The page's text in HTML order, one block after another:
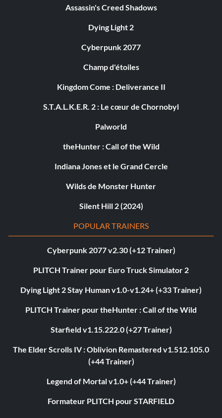
Assassin's Creed Shadows
Dying Light 2
Cyberpunk 2077
Champ d'étoiles
Kingdom Come : Deliverance II
S.T.A.L.K.E.R. 2 : Le cœur de Chornobyl
Palworld
theHunter : Call of the Wild
Indiana Jones et le Grand Cercle
Wilds de Monster Hunter
Silent Hill 2 (2024)
POPULAR TRAINERS
Cyberpunk 2077 v2.30 (+12 Trainer)
PLITCH Trainer pour Euro Truck Simulator 2
Dying Light 2 Stay Human v1.0-v1.24+ (+33 Trainer)
PLITCH Trainer pour theHunter : Call of the Wild
Starfield v1.15.222.0 (+27 Trainer)
The Elder Scrolls IV : Oblivion Remastered v1.512.105.0
(+44 Trainer)
Legend of Mortal v1.0+ (+44 Trainer)
Formateur PLITCH pour STARFIELD